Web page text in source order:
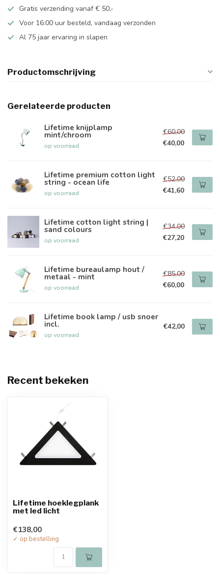
Gratis verzending vanaf € 50,-
Voor 16:00 uur besteld, vandaag verzonden
Al 75 jaar ervaring in slapen
Productomschrijving
Gerelateerde producten
Lifetime knijplamp
mint/chroom
op voorraad
€60,00
€40,00
Lifetime premium cotton light
string - ocean life
op voorraad
€52,00
€41,60
Lifetime cotton light string |
sand colours
op voorraad
€34,00
€27,20
Lifetime bureaulamp hout /
metaal - mint
op voorraad
€85,00
€60,00
Lifetime book lamp / usb snoer
incl.
op voorraad
€42,00
Recent bekeken
Lifetime hoeklegplank
met led licht
€138,00
✓ op bestelling